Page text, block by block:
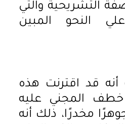
التشريحية والتي
النحو المبين
أنه قد اقترنت هذه
خطف المجني عليه
مخدرًا، ذلك أنه